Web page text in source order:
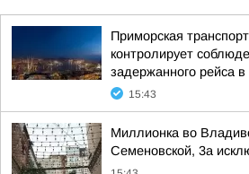
Приморская
контролирует
задержанного рейса
15:43
Миллионка во
Семеновской, 3а